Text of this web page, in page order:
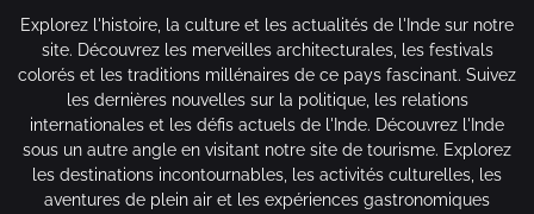
Explorez l'histoire, la culture et les actualités de l'Inde sur notre
site. Découvrez les merveilles architecturales, les festivals
colorés et les traditions millénaires de ce pays fascinant. Suivez
les dernières nouvelles sur la politique, les relations
internationales et les défis actuels de l'Inde. Découvrez l'Inde
sous un autre angle en visitant notre site de tourisme. Explorez
les destinations incontournables, les activités culturelles, les
aventures de plein air et les expériences gastronomiques